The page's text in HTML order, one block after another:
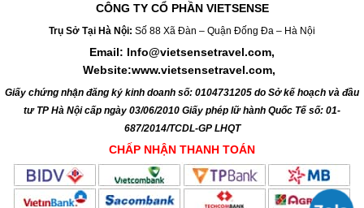
CÔNG TY CỔ PHẦN VIETSENSE
Trụ Sở Tại Hà Nội: Số 88 Xã Đàn – Quận Đống Đa – Hà Nội
Email: Info@vietsensetravel.com,
Website:www.vietsensetravel.com,
Giấy chứng nhận đăng ký kinh doanh số: 0104731205 do Sở kế hoạch và đầu
tư TP Hà Nội cấp ngày 03/06/2010 Giấy phép lữ hành Quốc Tế số: 01-
687/2014/TCDL-GP LHQT
CHẤP NHẬN THANH TOÁN